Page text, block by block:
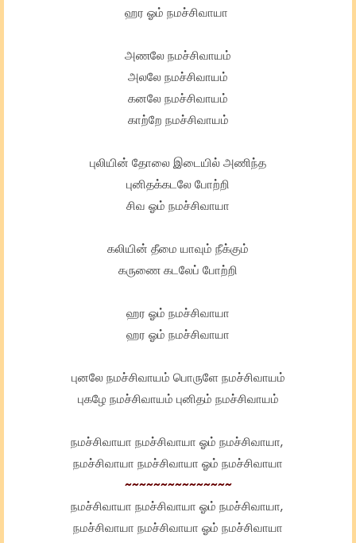
ஹர ஓம் நமச்சிவாயா
அணலே நமச்சிவாயம்
அலலே நமச்சிவாயம்
கனலே நமச்சிவாயம்
காற்றே நமச்சிவாயம்
புலியின் தோலை இடையில் அணிந்த
புனிதக்கடலே போற்றி
சிவ ஓம் நமச்சிவாயா
கலியின் தீமை யாவும் நீக்கும்
கருணை கடலேப் போற்றி
ஹர ஓம் நமச்சிவாயா
ஹர ஓம் நமச்சிவாயா
புனலே நமச்சிவாயம் பொருளே நமச்சிவாயம்
புகழே நமச்சிவாயம் புனிதம் நமச்சிவாயம்
நமச்சிவாயா நமச்சிவாயா ஓம் நமச்சிவாயா,
நமச்சிவாயா நமச்சிவாயா ஓம் நமச்சிவாயா
~~~~~~~~~~~~~~~
நமச்சிவாயா நமச்சிவாயா ஓம் நமச்சிவாயா,
நமச்சிவாயா நமச்சிவாயா ஓம் நமச்சிவாயா